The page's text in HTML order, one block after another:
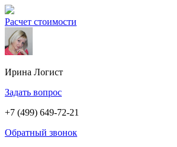
Расчет стоимости
Ирина Логист
Задать вопрос
+7 (499) 649-72-21
Обратный звонок